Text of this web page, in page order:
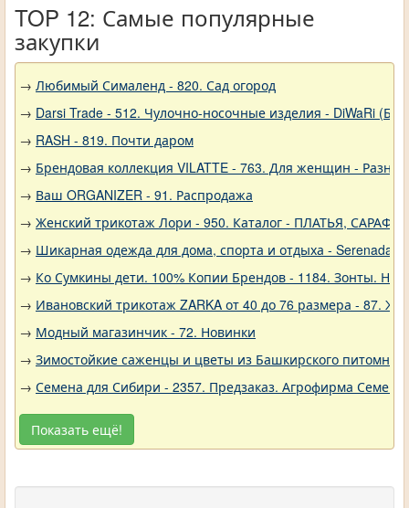
TOP 12: Самые популярные
закупки
→ Любимый Сималенд - 820. Сад огород
→ Darsi Trade - 512. Чулочно-носочные изделия - DiWaRi
→ RASH - 819. Почти даром
→ Брендовая коллекция VILATTE - 763. Для женщин - Разное
→ Ваш ORGANIZER - 91. Распродажа
→ Женский трикотаж Лори - 950. Каталог - ПЛАТЬЯ,
→ Шикарная одежда для дома, спорта и отдыха - Serenada -
→ Ко Сумкины дети. 100% Копии Брендов - 1184. Зонты.
→ Ивановский трикотаж ZARKA от 40 до 76 размера - 87.
→ Модный магазинчик - 72. Новинки
→ Зимостойкие саженцы и цветы из Башкирского
→ Семена для Сибири - 2357. Предзаказ. Агрофирма
Показать ещё!